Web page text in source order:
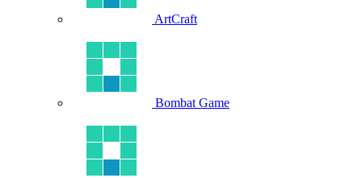
ArtCraft
Bombat Game